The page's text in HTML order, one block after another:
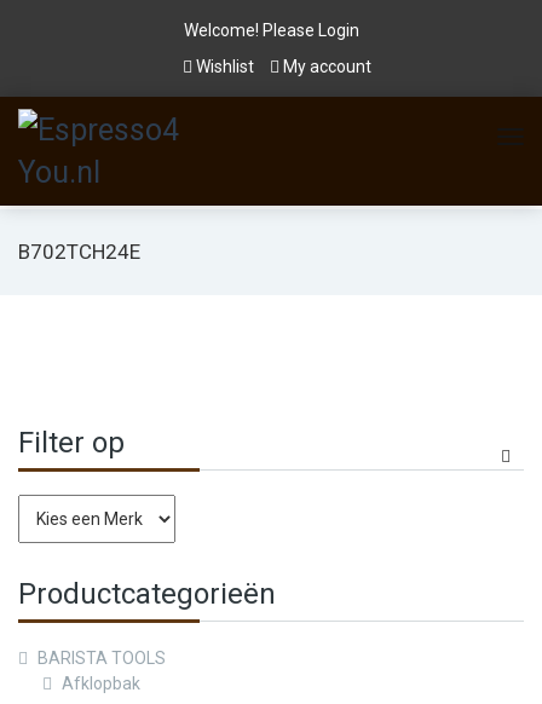
Welcome! Please
Login
Wishlist
My account
B702TCH24E
Filter op
Productcategorieën
BARISTA TOOLS
Afklopbak